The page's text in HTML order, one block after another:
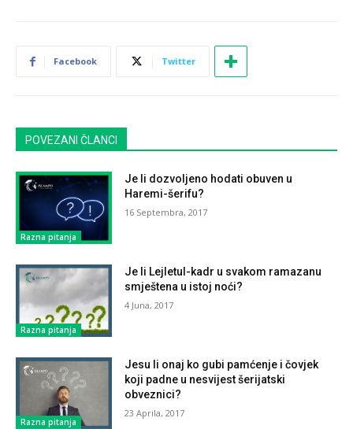
Facebook Twitter
POVEZANI ČLANCI
Razna pitanja
Je li dozvoljeno hodati obuven u
Haremi-šerifu?
16 Septembra, 2017
Razna pitanja
Je li Lejletul-kadr u svakom ramazanu
smještena u istoj noći?
4 Juna, 2017
Razna pitanja
Jesu li onaj ko gubi pamćenje i čovjek
koji padne u nesvijest šerijatski
obveznici?
23 Aprila, 2017